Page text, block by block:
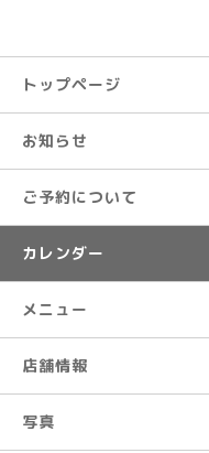
トップページ
お知らせ
ご予約について
カレンダー
メニュー
店舗情報
写真